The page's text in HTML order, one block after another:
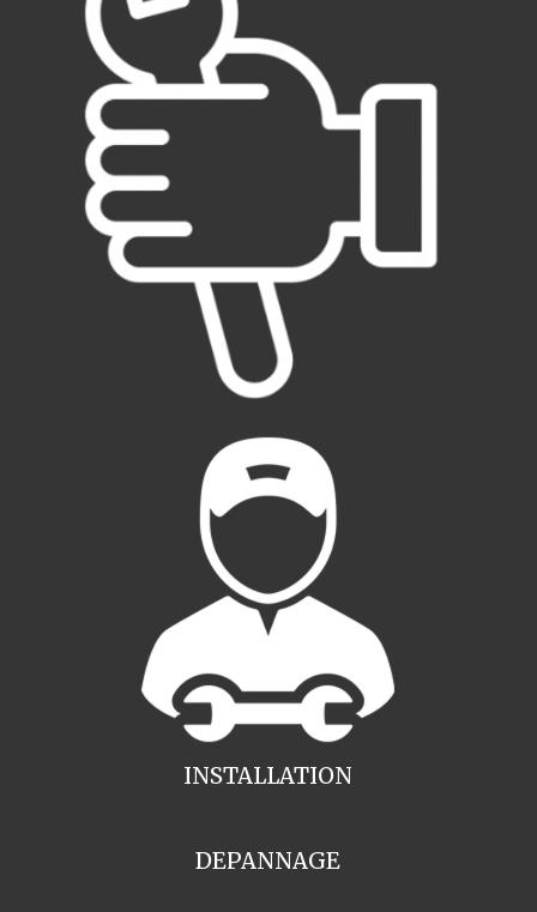
INSTALLATION
DEPANNAGE